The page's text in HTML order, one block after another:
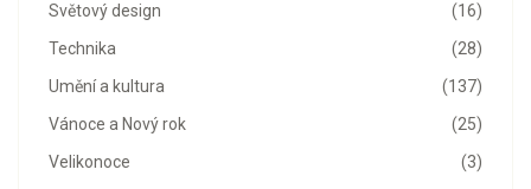
(16)
Světový design
(28)
Technika
(137)
Umění a kultura
(25)
Vánoce a Nový rok
(3)
Velikonoce